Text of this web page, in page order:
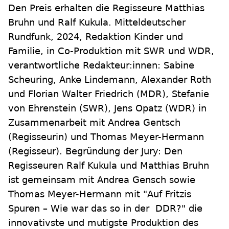
Den Preis erhalten die Regisseure Matthias
Bruhn und Ralf Kukula. Mitteldeutscher
Rundfunk, 2024, Redaktion Kinder und
Familie, in Co-Produktion mit SWR und WDR,
verantwortliche Redakteur:innen: Sabine
Scheuring, Anke Lindemann, Alexander Roth
und Florian Walter Friedrich (MDR), Stefanie
von Ehrenstein (SWR), Jens Opatz (WDR) in
Zusammenarbeit mit Andrea Gentsch
(Regisseurin) und Thomas Meyer-Hermann
(Regisseur). Begründung der Jury: Den
Regisseuren Ralf Kukula und Matthias Bruhn
ist gemeinsam mit Andrea Gensch sowie
Thomas Meyer-Hermann mit "Auf Fritzis
Spuren – Wie war das so in der DDR?" die
innovativste und mutigste Produktion des